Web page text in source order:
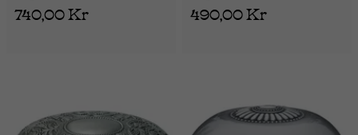
740,00 Kr 490,00 Kr